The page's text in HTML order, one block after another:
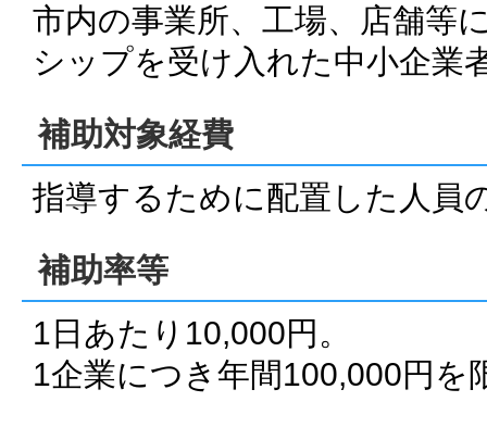
市内の事業所、工場、店舗等
シップを受け入れた中小企業
補助対象経費
指導するために配置した人員
補助率等
1日あたり10,000円。
1企業につき年間100,000円を